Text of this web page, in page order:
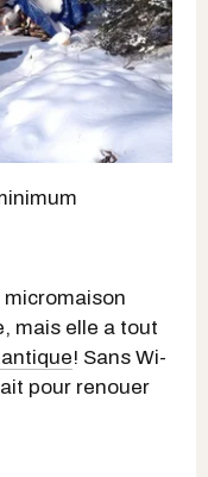
micromaison
mais elle a tout
! Sans Wi-
pour renouer